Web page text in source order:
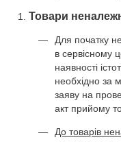
Товари
Для початку
в сервісному
наявності
необхідно за
заяву на
акт прийому
До товарів